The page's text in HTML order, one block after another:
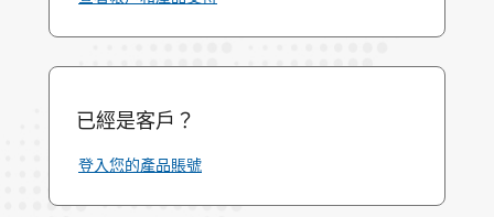
已經是客戶？
登入您的產品賬號